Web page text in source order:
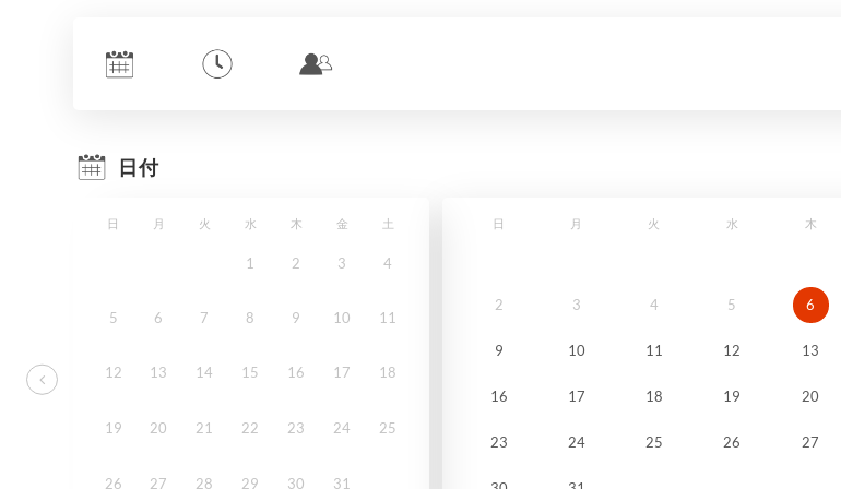
日付
日 月 火 水 木 金 土
1 2 3 4
5 6 7 8 9 10 11
12 13 14 15 16 17 18
19 20 21 22 23 24 25
26 27 28 29 30 31
日 月 火 水 木
2 3 4 5 6
9 10 11 12 13
16 17 18 19 20
23 24 25 26 27